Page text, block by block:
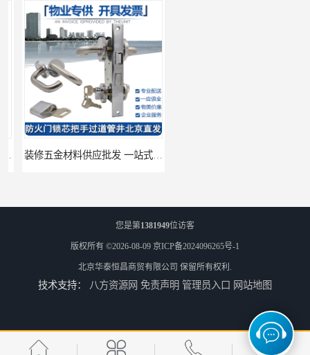
装修五金材料供应批发 一站式供应
建筑五金材料供应配送 一站式五金材料供应商 脸盆冷热水龙头批发商 水龙头冷热洗脸盆池 全城配送
您是第1381949位访客
版权所有 ©2026-08-09 京ICP备2024096265号-1
北京华泰恒昌商贸有限公司 保留所有权利.
技术支持： 八方资源网 免责声明 管理员入口 网站地图